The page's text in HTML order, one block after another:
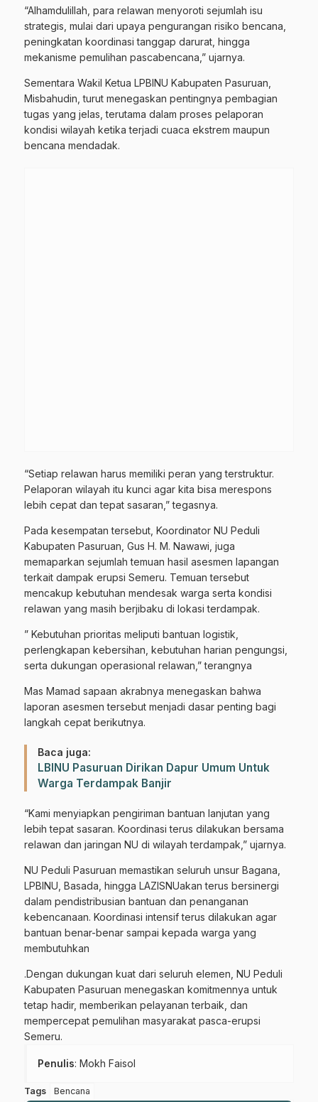
“Alhamdulillah, para relawan menyoroti sejumlah isu
strategis, mulai dari upaya pengurangan risiko bencana,
peningkatan koordinasi tanggap darurat, hingga
mekanisme pemulihan pascabencana,” ujarnya.
Sementara Wakil Ketua LPBINU Kabupaten Pasuruan,
Misbahudin, turut menegaskan pentingnya pembagian
tugas yang jelas, terutama dalam proses pelaporan
kondisi wilayah ketika terjadi cuaca ekstrem maupun
bencana mendadak.
Gabung Channel WhatsApp NU
“Setiap relawan harus memiliki peran yang terstruktur.
Pelaporan wilayah itu kunci agar kita bisa merespons
lebih cepat dan tepat sasaran,” tegasnya.
Pada kesempatan tersebut, Koordinator NU Peduli
Kabupaten Pasuruan, Gus H. M. Nawawi, juga
memaparkan sejumlah temuan hasil asesmen lapangan
terkait dampak erupsi Semeru. Temuan tersebut
mencakup kebutuhan mendesak warga serta kondisi
relawan yang masih berjibaku di lokasi terdampak.
” Kebutuhan prioritas meliputi bantuan logistik,
perlengkapan kebersihan, kebutuhan harian pengungsi,
serta dukungan operasional relawan,” terangnya
Mas Mamad sapaan akrabnya menegaskan bahwa
laporan asesmen tersebut menjadi dasar penting bagi
langkah cepat berikutnya.
Baca juga:
LBINU Pasuruan Dirikan Dapur Umum Untuk
Warga Terdampak Banjir
“Kami menyiapkan pengiriman bantuan lanjutan yang
lebih tepat sasaran. Koordinasi terus dilakukan bersama
relawan dan jaringan NU di wilayah terdampak,” ujarnya.
NU Peduli Pasuruan memastikan seluruh unsur Bagana,
LPBINU, Basada, hingga LAZISNUakan terus bersinergi
dalam pendistribusian bantuan dan penanganan
kebencanaan. Koordinasi intensif terus dilakukan agar
bantuan benar-benar sampai kepada warga yang
membutuhkan
.Dengan dukungan kuat dari seluruh elemen, NU Peduli
Kabupaten Pasuruan menegaskan komitmennya untuk
tetap hadir, memberikan pelayanan terbaik, dan
mempercepat pemulihan masyarakat pasca-erupsi
Semeru.
Penulis: Mokh Faisol
Tags Bencana